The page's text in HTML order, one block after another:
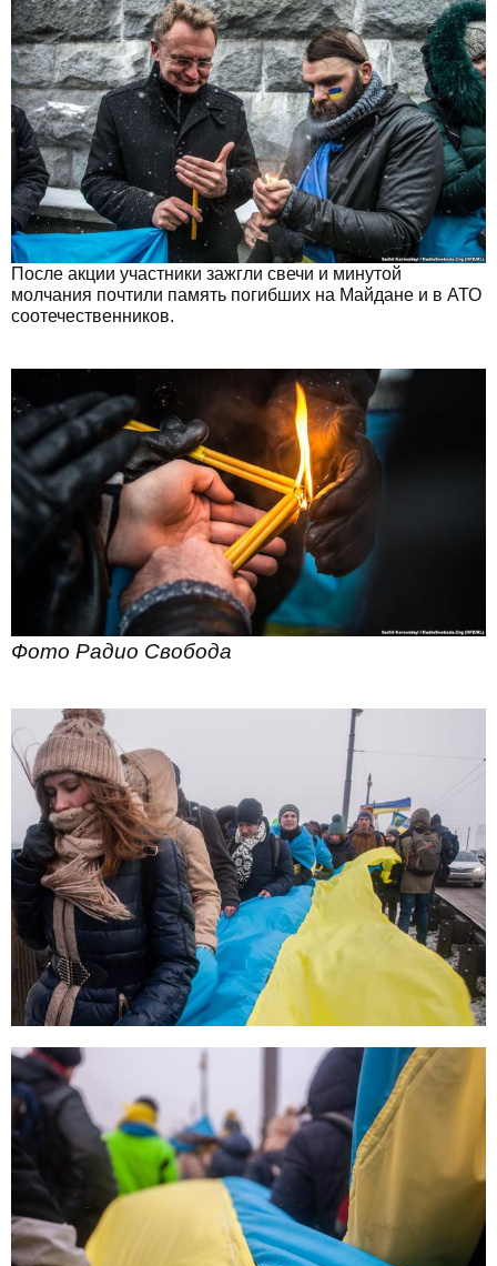
После акции участники зажгли свечи и минутой
молчания почтили память погибших на Майдане и в АТО
соотечественников.
Фото Радио Свобода